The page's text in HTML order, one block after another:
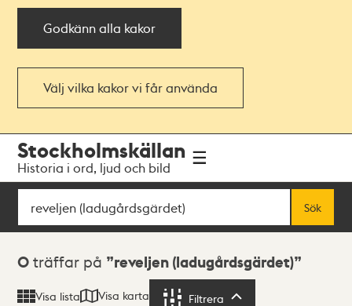
Godkänn alla kakor
Välj vilka kakor vi får använda
navigationen
huvudinnehållet
Stockholmskällan
Historia i ord, ljud och bild
Sök
Sök
Sökresultat
0 träffar på reveljen (ladugårdsgärdet)
Visa lista Visa karta Filtrera